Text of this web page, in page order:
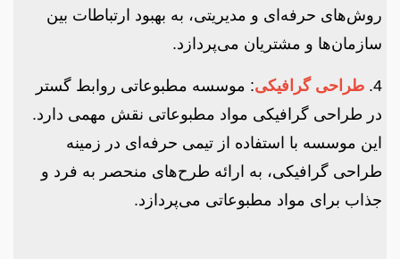
روش‌های حرفه‌ای و مدیریتی، به بهبود ارتباطات بین
سازمان‌ها و مشتریان می‌پردازد.
4. طراحی گرافیکی: موسسه مطبوعاتی روابط گستر
در طراحی گرافیکی مواد مطبوعاتی نقش مهمی دارد.
این موسسه با استفاده از تیمی حرفه‌ای در زمینه
طراحی گرافیکی، به ارائه طرح‌های منحصر به فرد و
جذاب برای مواد مطبوعاتی می‌پردازد.